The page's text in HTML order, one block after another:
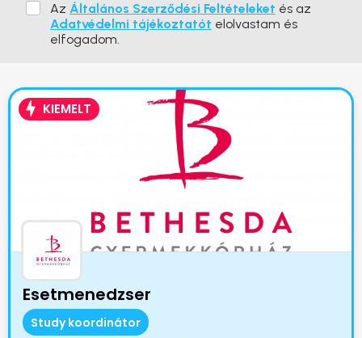
Az Általános Szerződési Feltételeket és az
Adatvédelmi tájékoztatót elolvastam és
elfogadom.
KIEMELT
Esetmenedzser
Study koordinátor